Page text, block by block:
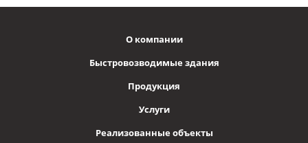
О компании
Быстровозводимые здания
Продукция
Услуги
Реализованные объекты